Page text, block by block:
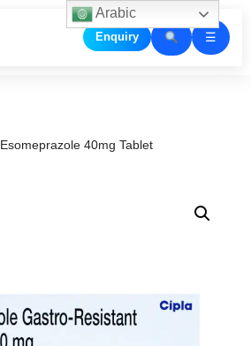
Enquiry ☰
Esomeprazole 40mg Tablet
Arabic